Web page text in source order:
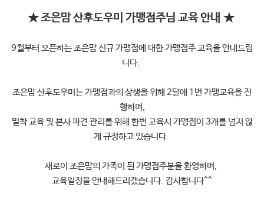
★ 조은맘 산후도우미 가맹점주님 교육 안내★
9월부터 오픈하는 조은맘 신규 가맹점에 대한 가맹점주 교육을 안내드립
니다.
조은맘 산후도우미는 가맹점과의 상생을 위해 2달에 1번 가맹교육을 진
행하며,
밀착 교육 및 본사 파견 관리를 위해 한번 교육시 가맹점이 3개를 넘지 않
게 규정하고 있습니다.
새로이 조은맘의 가족이 된 가맹점주분을 환영하며,
교육일정을 안내해드리겠습니다. 감사합니다^^